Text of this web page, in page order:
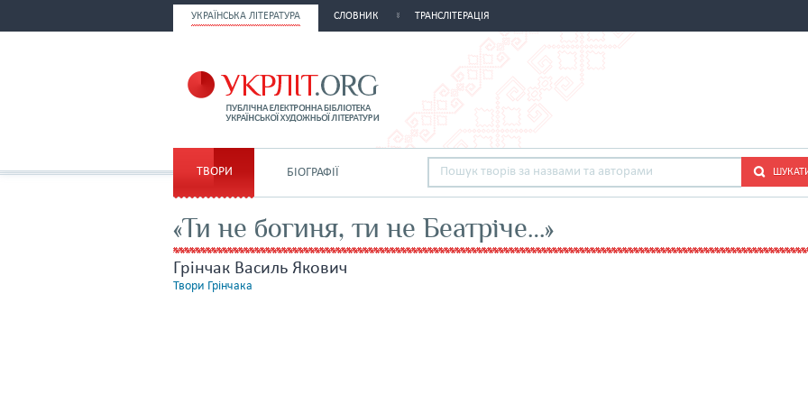
УКРАЇНСЬКА ЛІТЕРАТУРА СЛОВНИК ТРАНСЛІТЕРАЦІЯ
ТВОРИ БІОГРАФІЇ
«Ти не богиня, ти не Беатріче…»
Грінчак Василь Якович
Твори Грінчака